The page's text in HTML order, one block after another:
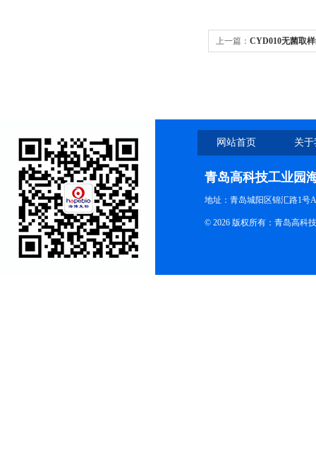
上一篇： CYD010无菌取
网站首页 关
青岛高科技工业园
地址：青岛城阳区锦汇路1号
© 2026 版权所有：青岛高科